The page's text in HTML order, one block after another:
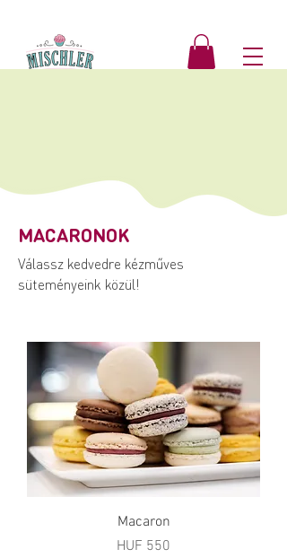
MACARONOK
Válassz kedvedre kézműves
süteményeink közül!
Macaron
Price
HUF 550